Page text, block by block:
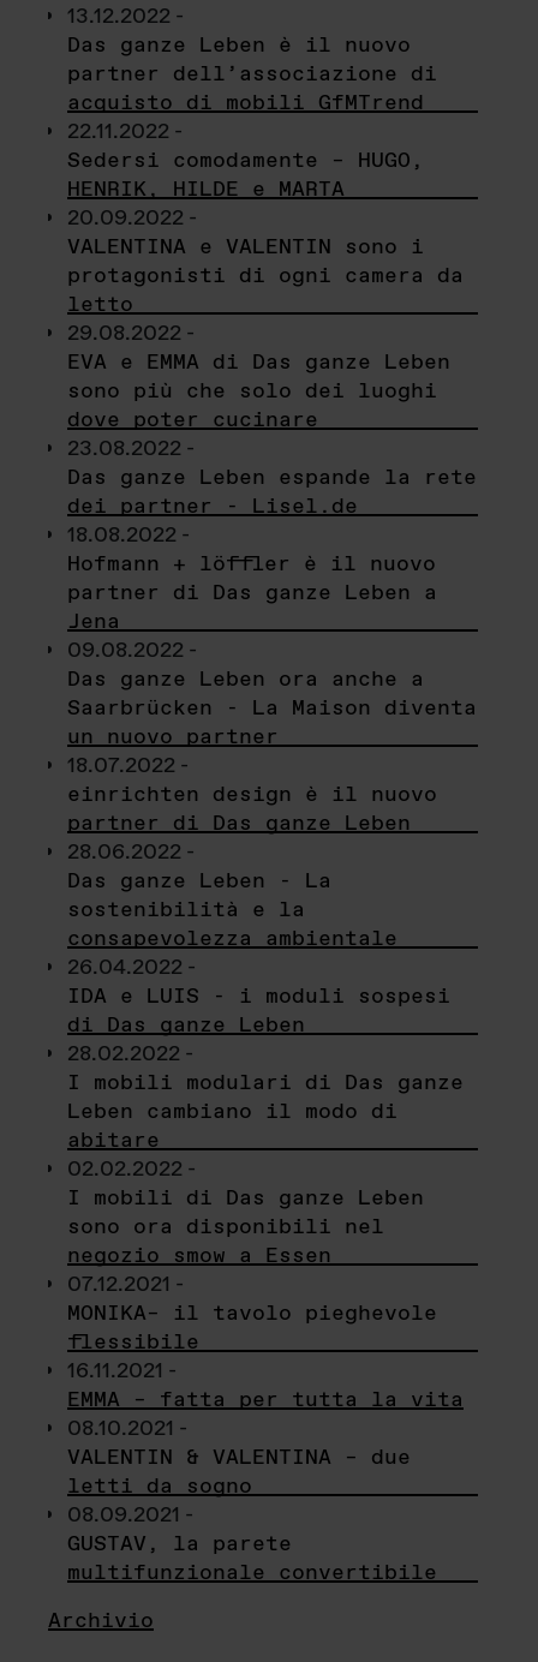
13.12.2022 -
Das ganze Leben è il nuovo
partner dell’associazione di
acquisto di mobili GfMTrend
22.11.2022 -
Sedersi comodamente – HUGO,
HENRIK, HILDE e MARTA
20.09.2022 -
VALENTINA e VALENTIN sono i
protagonisti di ogni camera da
letto
29.08.2022 -
EVA e EMMA di Das ganze Leben
sono più che solo dei luoghi
dove poter cucinare
23.08.2022 -
Das ganze Leben espande la rete
dei partner - Lisel.de
18.08.2022 -
Hofmann + löffler è il nuovo
partner di Das ganze Leben a
Jena
09.08.2022 -
Das ganze Leben ora anche a
Saarbrücken - La Maison diventa
un nuovo partner
18.07.2022 -
einrichten design è il nuovo
partner di Das ganze Leben
28.06.2022 -
Das ganze Leben - La
sostenibilità e la
consapevolezza ambientale
26.04.2022 -
IDA e LUIS - i moduli sospesi
di Das ganze Leben
28.02.2022 -
I mobili modulari di Das ganze
Leben cambiano il modo di
abitare
02.02.2022 -
I mobili di Das ganze Leben
sono ora disponibili nel
negozio smow a Essen
07.12.2021 -
MONIKA– il tavolo pieghevole
flessibile
16.11.2021 -
EMMA – fatta per tutta la vita
08.10.2021 -
VALENTIN & VALENTINA – due
letti da sogno
08.09.2021 -
GUSTAV, la parete
multifunzionale convertibile
Archivio